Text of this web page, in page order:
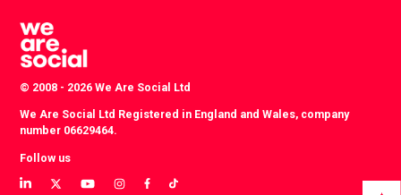
© 2008 - 2026 We Are Social Ltd
We Are Social Ltd Registered in England and Wales, company
number 06629464.
Follow us
View
View
View
View
ViewView